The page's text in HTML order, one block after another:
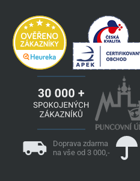
Doprava zdarma
na vše od 3 000,-